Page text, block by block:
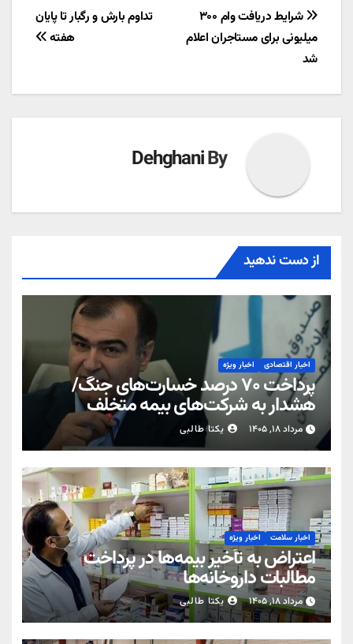
راهبری
نوشته
تداوم بارش و رگبار تا پایان
هفته
شرایط دریافت وام ۳۰۰
میلیونی برای مستاجران اعلام
شد
By
Dehghani
از دست ندهید
اخبار اقتصادی اخبار ویژه
پرداخت ۷۰ درصد خسارت‌های جنگ/
هشدار به شرکت‌های بیمه متخلف
مرداد ۱۸, ۱۴۰۵ یکتا طالبی
اخبار سلامت اخبار ویژه
اعتراض به تأخیر بیمه‌ها در پرداخت
مطالبات داروخانه‌ها
مرداد ۱۸, ۱۴۰۵ یکتا طالبی